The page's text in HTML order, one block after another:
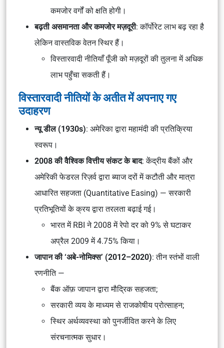
कमजोर वर्गों को क्षति होगी।
बढ़ती असमानता और कमजोर मज़दूरी: कॉर्पोरेट लाभ बढ़ रहा है
लेकिन वास्तविक वेतन स्थिर हैं।
विस्तारवादी नीतियाँ पूँजी को मज़दूरों की तुलना में अधिक
लाभ पहुँचा सकती हैं।
विस्तारवादी नीतियों के अतीत में अपनाए गए
उदाहरण
न्यू डील (1930s): अमेरिका द्वारा महामंदी की प्रतिक्रिया
स्वरूप।
2008 की वैश्विक वित्तीय संकट के बाद: केंद्रीय बैंकों और
अमेरिकी फेडरल रिज़र्व द्वारा ब्याज दरों में कटौती और मात्रा
आधारित सहजता (Quantitative Easing) — सरकारी
प्रतिभूतियों के क्रय द्वारा तरलता बढ़ाई गई।
भारत में RBI ने 2008 में रेपो दर को 9% से घटाकर
अप्रैल 2009 में 4.75% किया।
जापान की ‘अबे-नोमिक्स’ (2012–2020): तीन स्तंभों वाली
रणनीति —
बैंक ऑफ़ जापान द्वारा मौद्रिक सहजता;
सरकारी व्यय के माध्यम से राजकोषीय प्रोत्साहन;
स्थिर अर्थव्यवस्था को पुनर्जीवित करने के लिए
संरचनात्मक सुधार।